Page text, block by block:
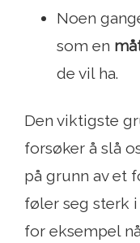
Noen
som en
de vil ha.
Den viktigste
forsøker å slå
på grunn av et
føler seg sterk
for eksempel